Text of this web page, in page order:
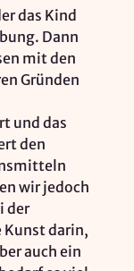
das Kind
Dann
mit den
Gründen
und das
den
wir jedoch
der
darin,
auch ein